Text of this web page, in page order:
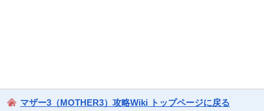
マザー3（MOTHER3）攻略Wiki トップページに戻る